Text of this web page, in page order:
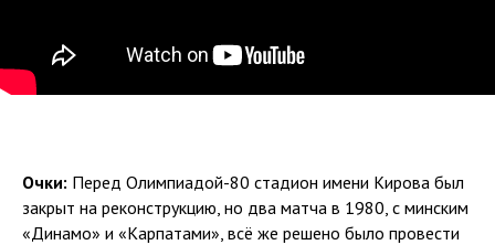
Очки: Перед Олимпиадой-80 стадион имени Кирова был
закрыт на реконструкцию, но два матча в 1980, с минским
«Динамо» и «Карпатами», всё же решено было провести